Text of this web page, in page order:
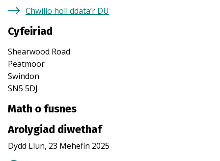
Chwilio holl ddata’r DU
Cyfeiriad
Shearwood Road
Peatmoor
Swindon
SN5 5DJ
Math o fusnes
Arolygiad diwethaf
Dydd Llun, 23 Mehefin 2025